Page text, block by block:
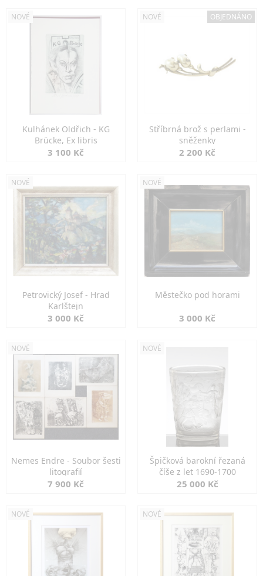
NOVÉ
Kulhánek Oldřich - KG
Brücke, Ex libris
3 100 Kč
NOVÉ OBJEDNÁNO
Stříbrná brož s perlami -
sněženky
2 200 Kč
NOVÉ
Petrovický Josef - Hrad
Karlštejn
3 000 Kč
NOVÉ
Městečko pod horami
3 000 Kč
NOVÉ
Nemes Endre - Soubor šesti
litografií
7 900 Kč
NOVÉ
Špičková barokní řezaná
číše z let 1690-1700
25 000 Kč
NOVÉ NOVÉ